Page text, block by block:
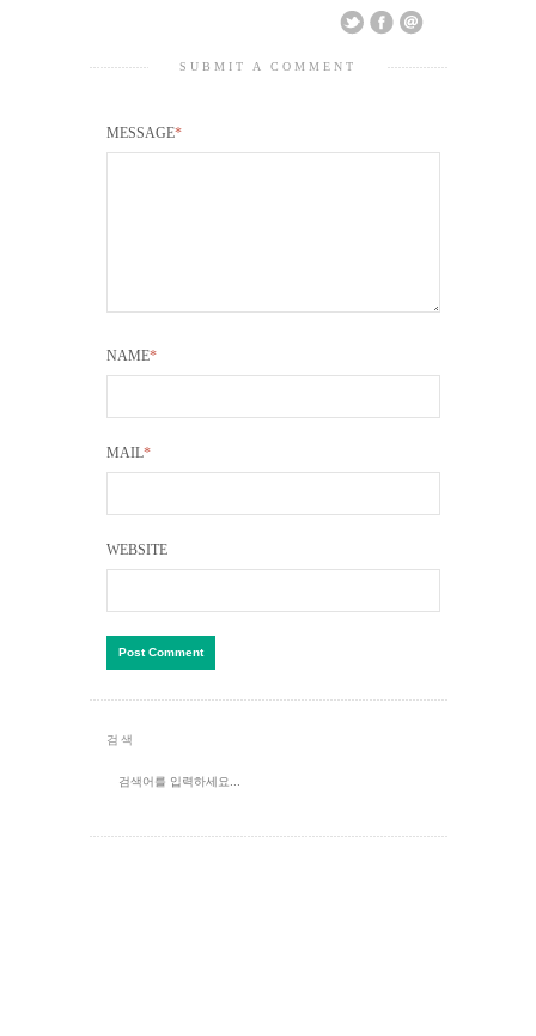
SUBMIT A COMMENT
MESSAGE*
NAME*
MAIL*
WEBSITE
검색